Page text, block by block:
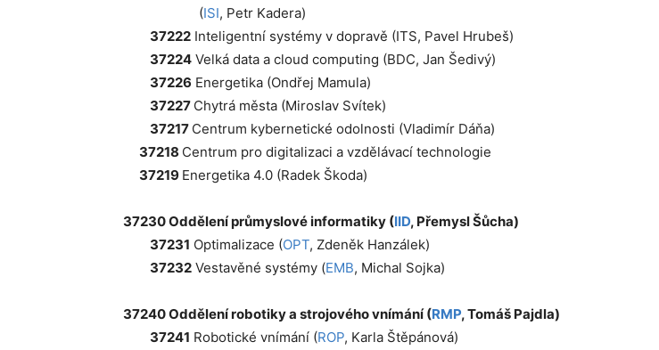
(ISI, Petr Kadera)
37222 Inteligentní systémy v dopravě (ITS, Pavel Hrubeš)
37224 Velká data a cloud computing (BDC, Jan Šedivý)
37226 Energetika (Ondřej Mamula)
37227 Chytrá města (Miroslav Svítek)
37217 Centrum kybernetické odolnosti (Vladimír Dáňa)
37218 Centrum pro digitalizaci a vzdělávací technologie
37219 Energetika 4.0 (Radek Škoda)
37230 Oddělení průmyslové informatiky (IID, Přemysl Šůcha)
37231 Optimalizace (OPT, Zdeněk Hanzálek)
37232 Vestavěné systémy (EMB, Michal Sojka)
37240 Oddělení robotiky a strojového vnímání (RMP, Tomáš Pajdla)
37241 Robotické vnímání (ROP, Karla Štěpánová)